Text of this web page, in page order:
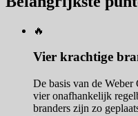
🔥
Vier krachtige
De basis van de
vier onafhankelijk
branders zijn zo